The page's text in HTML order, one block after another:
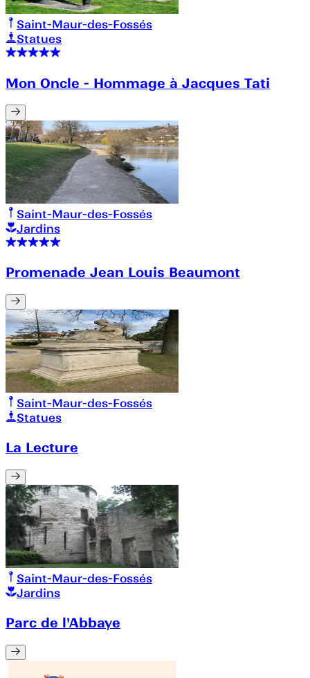
Saint-Maur-des-Fossés
Statues
Mon Oncle - Hommage à Jacques Tati
Saint-Maur-des-Fossés
Jardins
Promenade Jean Louis Beaumont
Saint-Maur-des-Fossés
Statues
La Lecture
Saint-Maur-des-Fossés
Jardins
Parc de l'Abbaye